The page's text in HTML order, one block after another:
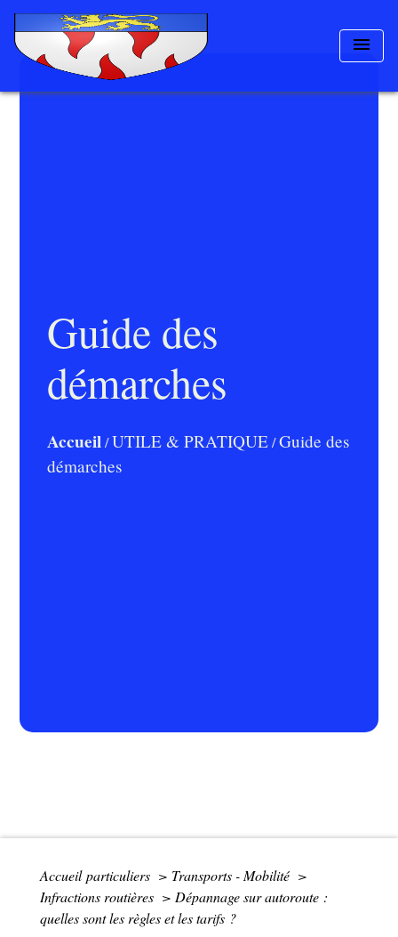
menu
Guide des
démarches
Accueil/UTILE & PRATIQUE/Guide des
démarches
Accueil particuliers > Transports - Mobilité >
Infractions routières > Dépannage sur autoroute :
quelles sont les règles et les tarifs ?